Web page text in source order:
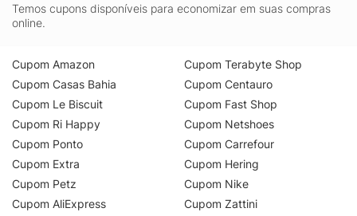
Temos cupons disponíveis para economizar em suas compras
online.
Cupom Amazon
Cupom Casas Bahia
Cupom Le Biscuit
Cupom Ri Happy
Cupom Ponto
Cupom Extra
Cupom Petz
Cupom AliExpress
Cupom Terabyte Shop
Cupom Centauro
Cupom Fast Shop
Cupom Netshoes
Cupom Carrefour
Cupom Hering
Cupom Nike
Cupom Zattini